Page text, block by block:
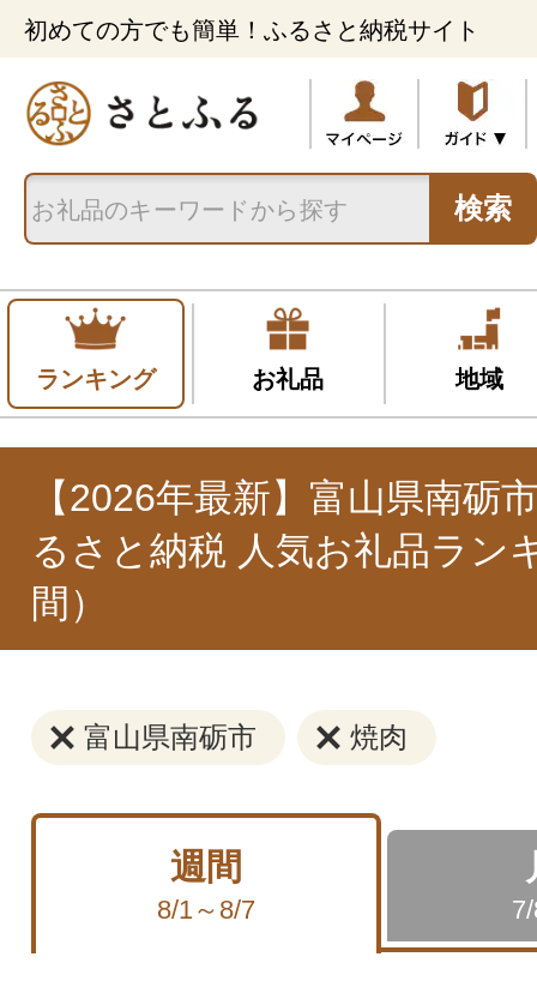
初めての方でも簡単！ふるさと納税サイト
検索
ランキング お礼品 地域
【2026年最新】富山県南砺
るさと納税 人気お礼品ラン
間）
富山県南砺市 焼肉
週間
8/1～8/7